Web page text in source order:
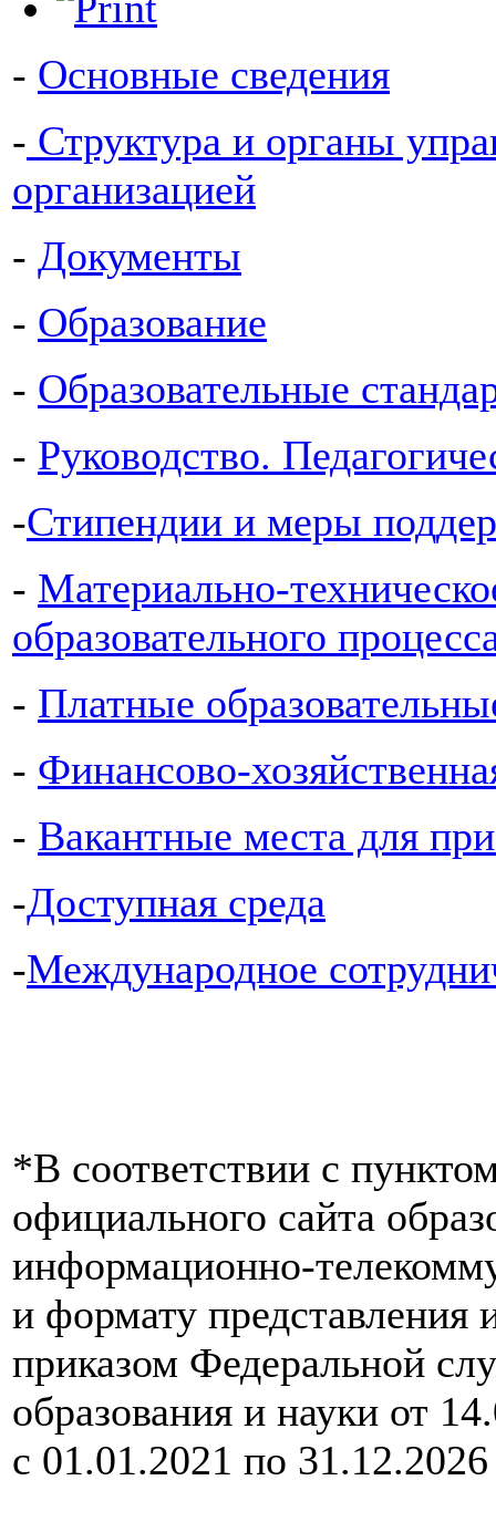
- Основные сведения
- Структура и органы
организацией
- Документы
- Образование
- Образовательные
- Руководство.
-Стипендии и меры
- Материально-
образовательного
- Платные
- Финансово-
- Вакантные места для
-Доступная среда
-Международное
*В соответствии с
официального сайта
информационно-
и формату
приказом Федеральной
образования и науки от
с 01.01.2021 по 31.12.2026